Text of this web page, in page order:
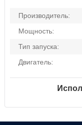
Производитель:
Мощность:
Тип запуска:
Двигатель: